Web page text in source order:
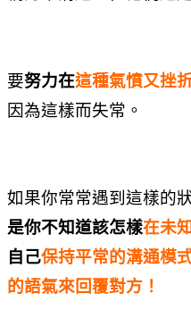
要努力在這種氣憤又挫
因為這樣而失常。
如果你常常遇到這樣的
是你不知道該怎樣在未
自己保持平常的溝通模
的語氣來回覆對方！